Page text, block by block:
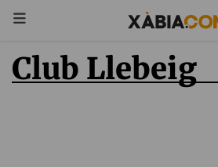
Club Llebeig